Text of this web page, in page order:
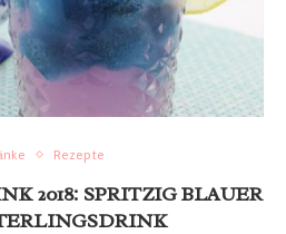
Rezepte
2018: SPRITZIG BLAUER